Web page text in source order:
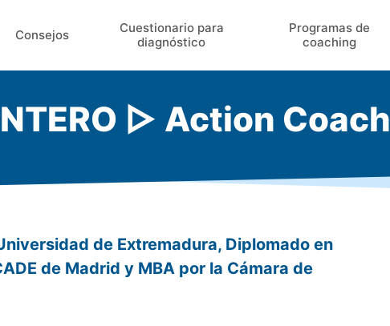
Consejos
Cuestionario para
diagnóstico
Programas de
coaching
▷ Action Coach
de Extremadura, Diplomado en
de Madrid y MBA por la Cámara de